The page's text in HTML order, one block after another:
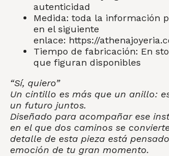
autenticidad
Medida: toda la información
en el siguiente
enlace: https://
Tiempo de fabricación: En
que figuran disponibles
“Sí, quiero”
Un cintillo es más que un anillo:
un futuro juntos.
Diseñado para acompañar ese
en el que dos caminos se
detalle de esta pieza está
emoción de tu gran momento.